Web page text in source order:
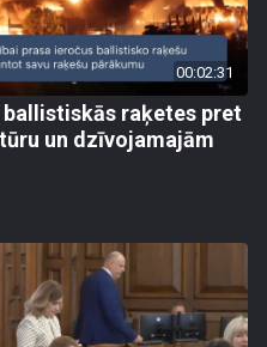
00:02:31
raķetes pret
un dzīvojamajām